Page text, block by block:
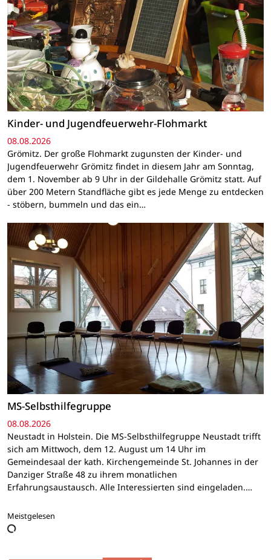
Kinder- und Jugendfeuerwehr-Flohmarkt
08.08.2026
Grömitz. Der große Flohmarkt zugunsten der Kinder- und
Jugendfeuerwehr Grömitz findet in diesem Jahr am Sonntag,
dem 1. November ab 9 Uhr in der Gildehalle Grömitz statt. Auf
über 200 Metern Standfläche gibt es jede Menge zu entdecken
- stöbern, bummeln und das ein…
MS-Selbsthilfegruppe
08.08.2026
Neustadt in Holstein. Die MS-Selbsthilfegruppe Neustadt trifft
sich am Mittwoch, dem 12. August um 14 Uhr im
Gemeindesaal der kath. Kirchengemeinde St. Johannes in der
Danziger Straße 48 zu ihrem monatlichen
Erfahrungsaustausch. Alle Interessierten sind eingeladen.…
Meistgelesen